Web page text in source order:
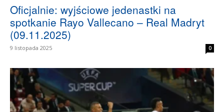
Oficjalnie: wyjściowe jedenastki na
spotkanie Rayo Vallecano – Real Madryt
(09.11.2025)
9 listopada 2025 0